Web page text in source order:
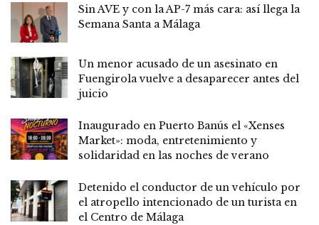
Sin AVE y con la AP-7 más cara: así llega la
Semana Santa a Málaga
Un menor acusado de un asesinato en
Fuengirola vuelve a desaparecer antes del
juicio
Inaugurado en Puerto Banús el «Xenses
Market»: moda, entretenimiento y
solidaridad en las noches de verano
Detenido el conductor de un vehículo por
el atropello intencionado de un turista en
el Centro de Málaga